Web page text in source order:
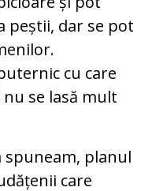
peștii, dar se pot
cu care
se lasă mult
spuneam, planul
care